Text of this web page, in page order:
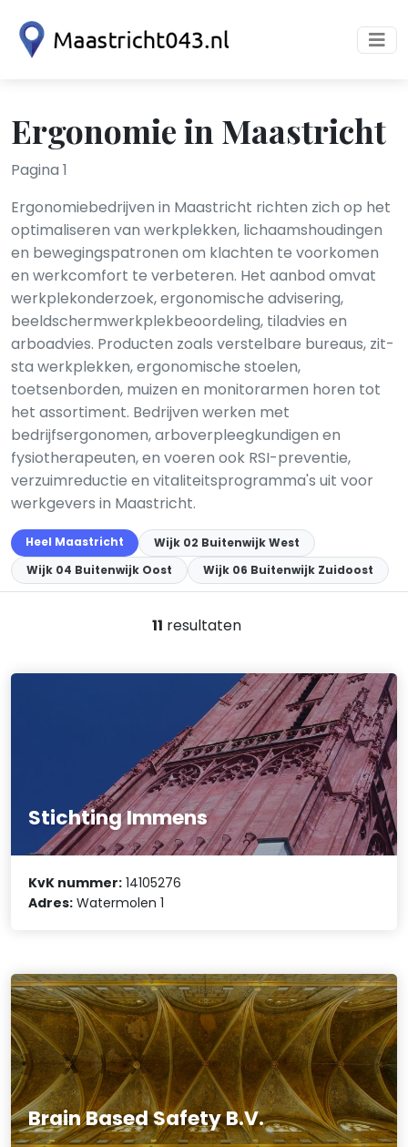
Ergonomie in Maastricht
Pagina 1
Ergonomiebedrijven in Maastricht richten zich op het
optimaliseren van werkplekken, lichaamshoudingen
en bewegingspatronen om klachten te voorkomen
en werkcomfort te verbeteren. Het aanbod omvat
werkplekonderzoek, ergonomische advisering,
beeldschermwerkplekbeoordeling, tiladvies en
arboadvies. Producten zoals verstelbare bureaus, zit-
sta werkplekken, ergonomische stoelen,
toetsenborden, muizen en monitorarmen horen tot
het assortiment. Bedrijven werken met
bedrijfsergonomen, arboverpleegkundigen en
fysiotherapeuten, en voeren ook RSI-preventie,
verzuimreductie en vitaliteitsprogramma's uit voor
werkgevers in Maastricht.
Heel Maastricht
Wijk 02 Buitenwijk West
Wijk 04 Buitenwijk Oost
Wijk 06 Buitenwijk Zuidoost
11 resultaten
Stichting Immens
KvK nummer: 14105276
Adres: Watermolen 1
Brain Based Safety B.V.